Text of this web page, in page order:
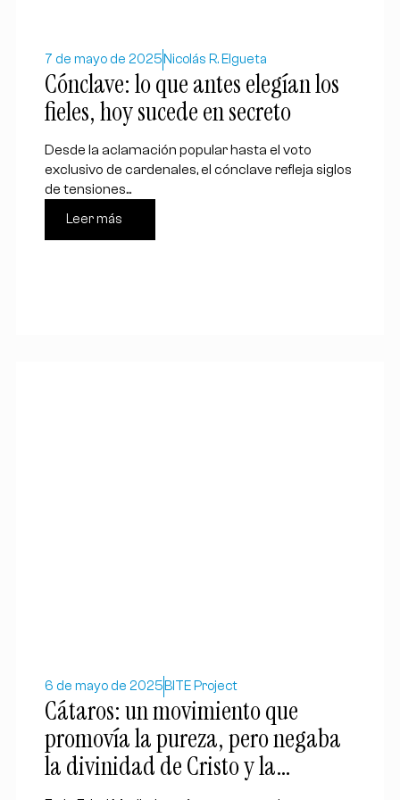
7 de mayo de 2025 Nicolás R. Elgueta
Cónclave: lo que antes elegían los
fieles, hoy sucede en secreto
Desde la aclamación popular hasta el voto
exclusivo de cardenales, el cónclave refleja siglos
de tensiones...
Leer más
6 de mayo de 2025 BITE Project
Cátaros: un movimiento que
promovía la pureza, pero negaba
la divinidad de Cristo y la